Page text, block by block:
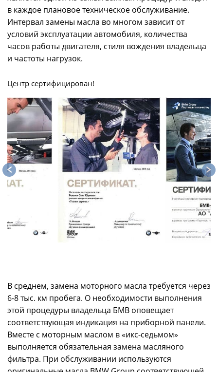
в каждое плановое техническое обслуживание.
Интервал замены масла во многом зависит от
условий эксплуатации автомобиля, количества
часов работы двигателя, стиля вождения владельца
и частоты нагрузок.
Центр сертифицирован!
В среднем, замена моторного масла требуется через
6-8 тыс. км пробега. О необходимости выполнения
этой процедуры владельца БМВ оповещает
соответствующая индикация на приборной панели.
Вместе с моторным маслом в «икс-седьмом»
выполняется обязательная замена масляного
фильтра. При обслуживании используются